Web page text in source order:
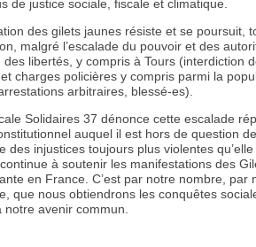
de justice sociale, fiscale et climatique.
des gilets jaunes résiste et se poursuit,
malgré l’escalade du pouvoir et des
des libertés, y compris à Tours (interdiction
charges policières y compris parmi la
arbitraires, blessé-es).
Solidaires 37 dénonce cette escalade
auquel il est hors de question
des injustices toujours plus violentes qu’elle
à soutenir les manifestations des
en France. C’est par notre nombre, par
que nous obtiendrons les conquêtes
notre avenir commun.